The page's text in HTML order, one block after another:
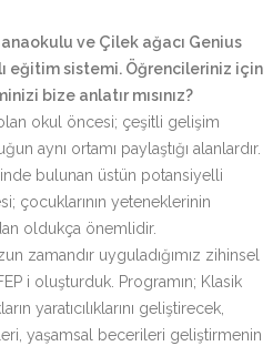
ve Çilek ağacı Genius
eğitim sistemi. Öğrencileriniz için
bize anlatır mısınız?
okul öncesi; çeşitli gelişim
aynı ortamı paylaştığı alanlardır.
bulunan üstün potansiyelli
çocuklarının yeteneklerinin
oldukça önemlidir.
zamandır uyguladığımız zihinsel
i oluşturduk. Programın; Klasik
yaratıcılıklarını geliştirecek,
yaşamsal becerileri geliştirmenin